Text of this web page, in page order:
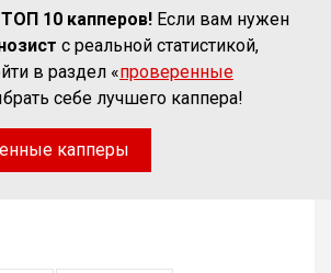
ТОП 10 капперов! Если вам нужен
с реальной статистикой,
в раздел «проверенные
себе лучшего каппера!
капперы